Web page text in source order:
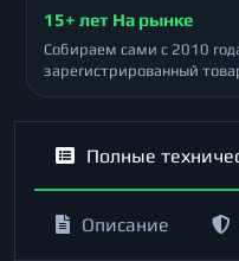
15+ лет На рынке
Собираем сами с 2010
зарегистрированный
Полные
Описание